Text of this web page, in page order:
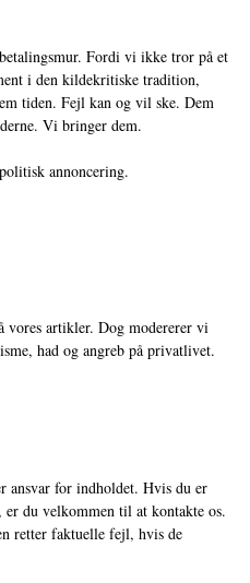
Fordi vi ikke tror på et
i den kildekritiske tradition,
tiden. Fejl kan og vil ske. Dem
Vi bringer dem.
annoncering.
vores artikler. Dog modererer vi
had og angreb på privatlivet.
ansvar for indholdet. Hvis du er
du velkommen til at kontakte os.
retter faktuelle fejl, hvis de